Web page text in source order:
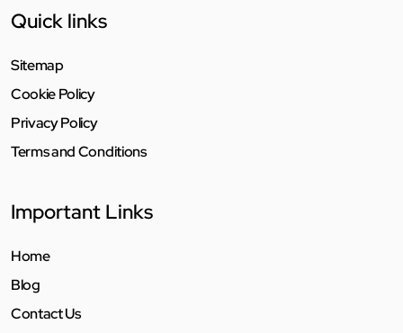
Quick links
Sitemap
Cookie Policy
Privacy Policy
Terms and Conditions
Important Links
Home
Blog
Contact Us